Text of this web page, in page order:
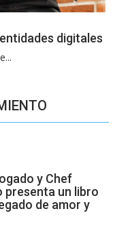
digitales
y Chef
presenta un libro
de amor y